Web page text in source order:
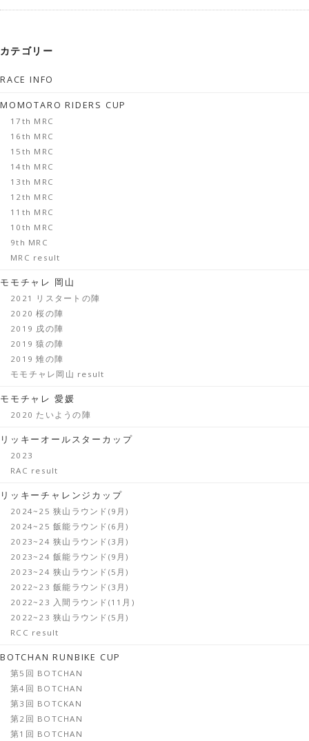
カテゴリー
RACE INFO
MOMOTARO RIDERS CUP
17th MRC
16th MRC
15th MRC
14th MRC
13th MRC
12th MRC
11th MRC
10th MRC
9th MRC
MRC result
モモチャレ 岡山
2021 リスタートの陣
2020 桜の陣
2019 戌の陣
2019 猿の陣
2019 雉の陣
モモチャレ岡山 result
モモチャレ 愛媛
2020 たいようの陣
リッキーオールスターカップ
2023
RAC result
リッキーチャレンジカップ
2024~25 狭山ラウンド(9月)
2024~25 飯能ラウンド(6月)
2023~24 狭山ラウンド(3月)
2023~24 飯能ラウンド(9月)
2023~24 狭山ラウンド(5月)
2022~23 飯能ラウンド(3月)
2022~23 入間ラウンド(11月)
2022~23 狭山ラウンド(5月)
RCC result
BOTCHAN RUNBIKE CUP
第5回 BOTCHAN
第4回 BOTCHAN
第3回 BOTCKAN
第2回 BOTCHAN
第1回 BOTCHAN